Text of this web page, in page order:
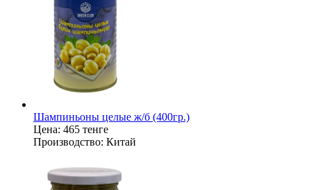
Шампиньоны целые ж/б (400гр.)
Цена: 465 тенге
Производство: Китай